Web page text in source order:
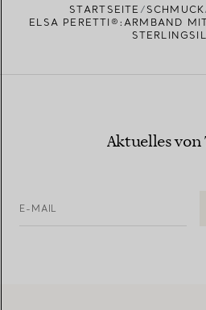
STARTSEITE SCHMUCK
ELSA PERETTI®:ARMBAND
Aktuelles
E-MAIL